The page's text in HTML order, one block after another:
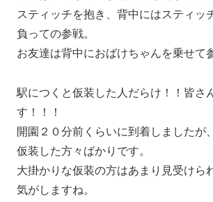
スティッチを抱き、背中にはスティッ
負っての参戦。
お友達は背中におばけちゃんを乗せて
駅につくと仮装した人だらけ！！皆さ
す！！！
開園２０分前くらいに到着しましたが
仮装した方々ばかりです。
大掛かりな仮装の方はあまり見受けら
気がしますね。